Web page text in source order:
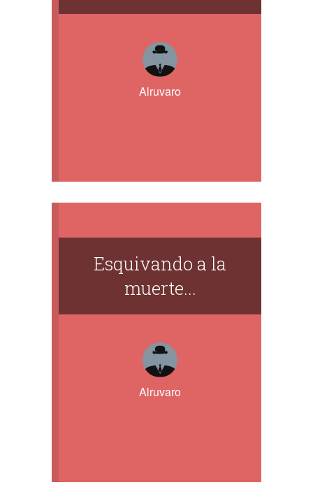
Alruvaro
Esquivando a la
muerte...
Alruvaro